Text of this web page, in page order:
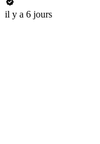
il y a 6 jours